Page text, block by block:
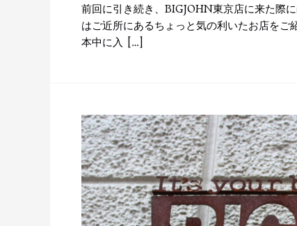
前回に引き続き、BIGJOHN東京店に来た際
はご近所にあるちょっと気の利いたお店を
本中に入 […]